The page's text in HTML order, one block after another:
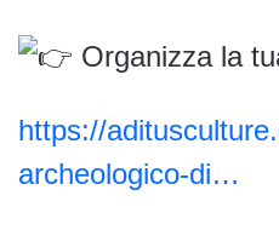
Organizza la
https://
archeologico-di…